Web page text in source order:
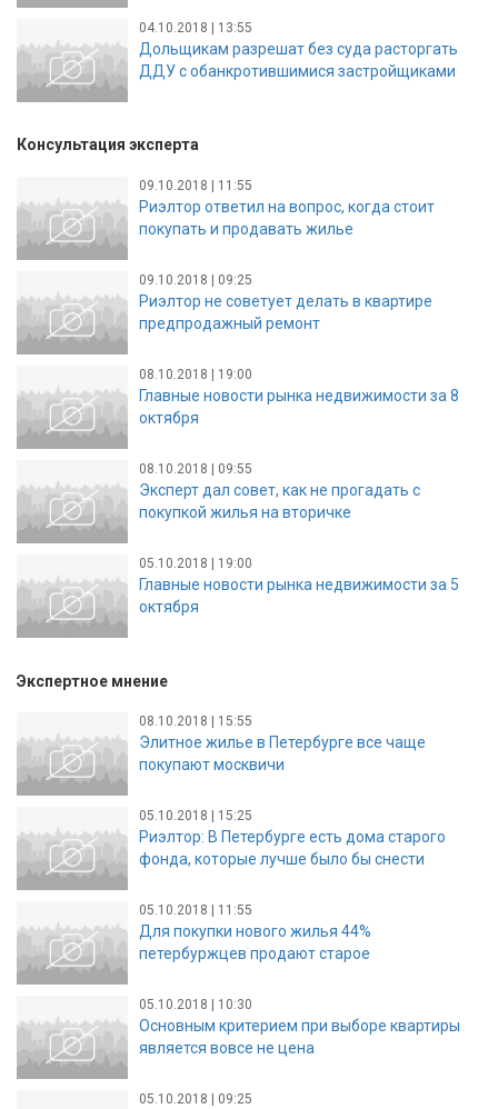
04.10.2018 | 13:55
Дольщикам разрешат без суда расторгать
ДДУ с обанкротившимися застройщиками
Консультация эксперта
09.10.2018 | 11:55
Риэлтор ответил на вопрос, когда стоит
покупать и продавать жилье
09.10.2018 | 09:25
Риэлтор не советует делать в квартире
предпродажный ремонт
08.10.2018 | 19:00
Главные новости рынка недвижимости за 8
октября
08.10.2018 | 09:55
Эксперт дал совет, как не прогадать с
покупкой жилья на вторичке
05.10.2018 | 19:00
Главные новости рынка недвижимости за 5
октября
Экспертное мнение
08.10.2018 | 15:55
Элитное жилье в Петербурге все чаще
покупают москвичи
05.10.2018 | 15:25
Риэлтор: В Петербурге есть дома старого
фонда, которые лучше было бы снести
05.10.2018 | 11:55
Для покупки нового жилья 44%
петербуржцев продают старое
05.10.2018 | 10:30
Основным критерием при выборе квартиры
является вовсе не цена
05.10.2018 | 09:25